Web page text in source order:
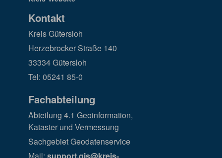
Kontakt
Kreis Gütersloh
Herzebrocker Straße 140
33334 Gütersloh
Tel: 05241 85-0
Fachabteilung
Abteilung 4.1 Geoinformation,
Kataster und Vermessung
Sachgebiet Geodatenservice